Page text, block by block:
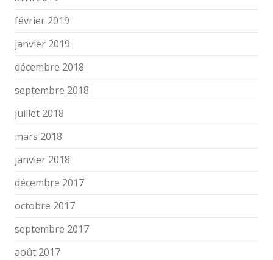
février 2019
janvier 2019
décembre 2018
septembre 2018
juillet 2018
mars 2018
janvier 2018
décembre 2017
octobre 2017
septembre 2017
août 2017